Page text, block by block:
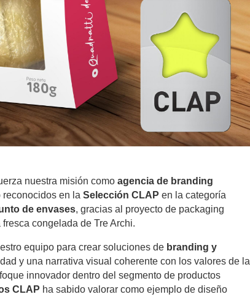
nuestra misión como agencia de branding
en la Selección CLAP en la categoría
de envases, gracias al proyecto de packaging
fresca congelada de Tre Archi.
equipo para crear soluciones de branding y
y una narrativa visual coherente con los valores de la
innovador dentro del segmento de productos
CLAP ha sabido valorar como ejemplo de diseño